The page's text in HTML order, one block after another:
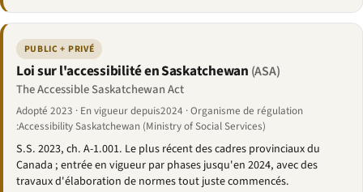
PUBLIC + PRIVÉ
Loi sur l'accessibilité en Saskatchewan (ASA)
The Accessible Saskatchewan Act
Adopté 2023 · En vigueur depuis2024 · Organisme de régulation
:Accessibility Saskatchewan (Ministry of Social Services)
S.S. 2023, ch. A-1.001. Le plus récent des cadres provinciaux du
Canada ; entrée en vigueur par phases jusqu'en 2024, avec des
travaux d'élaboration de normes tout juste commencés.